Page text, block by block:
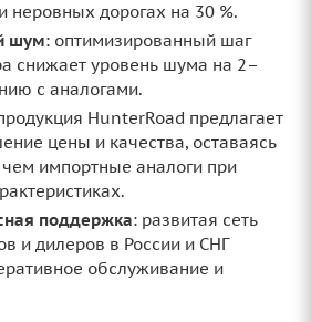
неровных дорогах на 30 %.
шум: оптимизированный шаг
снижает уровень шума на 2–
с аналогами.
HunterRoad предлагает
цены и качества, оставаясь
импортные аналоги при
поддержка: развитая сеть
и дилеров в России и СНГ
обслуживание и